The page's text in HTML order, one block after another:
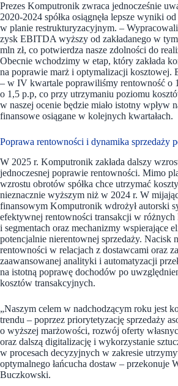
Prezes Komputronik zwraca jednocześnie
2020-2024 spółka osiągnęła lepsze wyniki
w planie restrukturyzacyjnym. –
zysk EBITDA wyższy od zakładanego w
mln zł, co potwierdza nasze zdolności do
Obecnie wchodzimy w etap, który zakłada
na poprawie marż i optymalizacji kosztowej.
– w IV kwartale poprawiliśmy rentowność o
o 1,5 p.p, co przy utrzymaniu poziomu
w naszej ocenie będzie miało istotny wpływ
finansowe osiągane w kolejnych kwartałach.
Poprawa rentowności i dynamika sprzedaży
W 2025 r. Komputronik zakłada dalszy
jednoczesnej poprawie rentowności. Mimo
wzrostu obrotów spółka chce utrzymać
nieznacznie wyższym niż w 2024 r. W
finansowym Komputronik wdrożył autorski
efektywnej rentowności transakcji w różnych
i segmentach oraz mechanizmy wspierające
potencjalnie nierentownej sprzedaży. Nacisk
rentowności w relacjach z dostawcami oraz
zaawansowanej analityki i automatyzacji
na istotną poprawę dochodów po
kosztów transakcyjnych.
„Naszym celem w nadchodzącym roku jest
trendu – poprzez priorytetyzację sprzedaży
o wyższej marżowości, rozwój oferty
oraz dalszą digitalizację i wykorzystanie
w procesach decyzyjnych w zakresie
optymalnego łańcucha dostaw – przekonuje
Buczkowski.